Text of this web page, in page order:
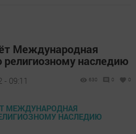
Международная
религиозному наследию
- 09:11 630 0 0